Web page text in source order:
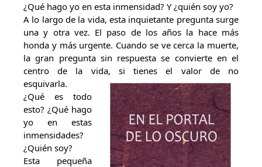
¿Qué hago yo en esta inmensidad? Y ¿quién soy yo?
A lo largo de la vida, esta inquietante pregunta surge
una y otra vez. El paso de los años la hace más
honda y más urgente. Cuando se ve cerca la muerte,
la gran pregunta sin respuesta se convierte en el
centro de la vida, si tienes el valor de no
esquivarla.
¿Qué es todo
esto? ¿Qué hago
yo en estas
inmensidades?
¿Quién soy?
Esta pequeña